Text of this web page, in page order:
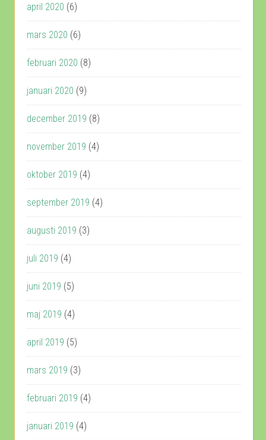
april 2020 (6)
mars 2020 (6)
februari 2020 (8)
januari 2020 (9)
december 2019 (8)
november 2019 (4)
oktober 2019 (4)
september 2019 (4)
augusti 2019 (3)
juli 2019 (4)
juni 2019 (5)
maj 2019 (4)
april 2019 (5)
mars 2019 (3)
februari 2019 (4)
januari 2019 (4)